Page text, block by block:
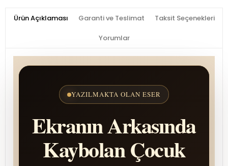
Ürün Açıklaması Garanti ve Teslimat Taksit Seçenekleri
Yorumlar
YAZILMAKTA OLAN ESER
Ekranın Arkasında
Kaybolan Çocuk